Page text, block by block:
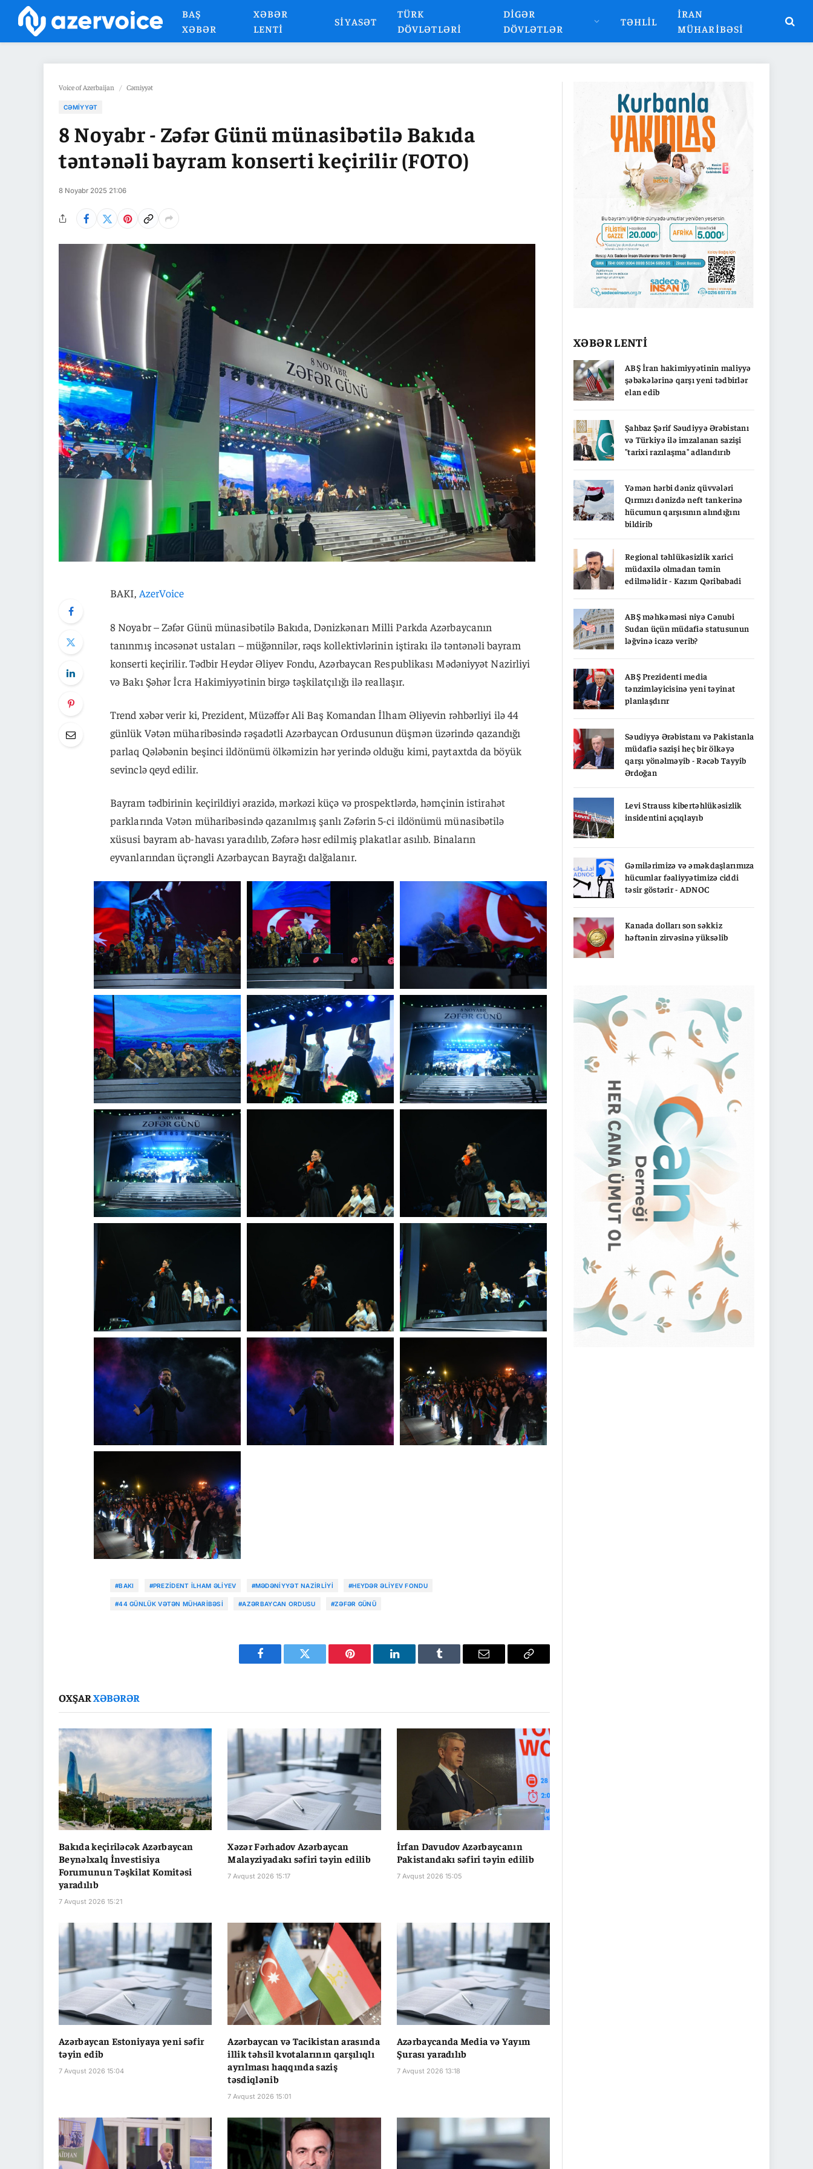
BAŞ
XƏBƏR
XƏBƏR
LENTI
SIYASƏT
TÜRK
DÖVLƏTLƏRI
DIGƏR
DÖVLƏTLƏR
TƏHLIL
İRAN
MÜHARIBƏSI
Voice of Azerbaijan / Cəmiyyət
CƏMIYYƏT
8 Noyabr - Zəfər Günü münasibətilə Bakıda
təntənəli bayram konserti keçirilir (FOTO)
8 Noyabr 2025 21:06
BAKI, AzerVoice
8 Noyabr – Zəfər Günü münasibətilə Bakıda, Dənizkənarı Milli Parkda Azərbaycanın
tanınmış incəsənət ustaları – müğənnilər, rəqs kollektivlərinin iştirakı ilə təntənəli bayram
konserti keçirilir. Tədbir Heydər Əliyev Fondu, Azərbaycan Respublikası Mədəniyyət Nazirliyi
və Bakı Şəhər İcra Hakimiyyətinin birgə təşkilatçılığı ilə reallaşır.
Trend xəbər verir ki, Prezident, Müzəffər Ali Baş Komandan İlham Əliyevin rəhbərliyi ilə 44
günlük Vətən müharibəsində rəşadətli Azərbaycan Ordusunun düşmən üzərində qazandığı
parlaq Qələbənin beşinci ildönümü ölkəmizin hər yerində olduğu kimi, paytaxtda da böyük
sevinclə qeyd edilir.
Bayram tədbirinin keçirildiyi ərazidə, mərkəzi küçə və prospektlərdə, həmçinin istirahət
parklarında Vətən müharibəsində qazanılmış şanlı Zəfərin 5-ci ildönümü münasibətilə
xüsusi bayram ab-havası yaradılıb, Zəfərə həsr edilmiş plakatlar asılıb. Binaların
eyvanlarından üçrəngli Azərbaycan Bayrağı dalğalanır.
#BAKI #PREZIDENT İLHAM ƏLIYEV #MƏDƏNIYYƏT NAZIRLIYI #HEYDƏR ƏLIYEV FONDU
#44 GÜNLÜK VƏTƏN MÜHARIBƏSI #AZƏRBAYCAN ORDUSU #ZƏFƏR GÜNÜ
Facebook Twitter Pinterest LinkedIn Tumblr Email
Copy
OXŞARXƏBƏRƏR
Bakıda keçiriləcək Azərbaycan
Beynəlxalq İnvestisiya
Forumunun Təşkilat Komitəsi
yaradılıb
7 Avqust 2026 15:21
Xəzər Fərhadov Azərbaycan
Malayziyadakı səfiri təyin edilib
7 Avqust 2026 15:17
İrfan Davudov Azərbaycanın
Pakistandakı səfiri təyin edilib
7 Avqust 2026 15:05
Azərbaycan Estoniyaya yeni səfir
təyin edib
7 Avqust 2026 15:04
Azərbaycan və Tacikistan arasında
illik təhsil kvotalarının qarşılıqlı
ayrılması haqqında saziş
təsdiqlənib
7 Avqust 2026 15:01
Azərbaycanda Media və Yayım
Şurası yaradılıb
7 Avqust 2026 13:18
XƏBƏR LENTİ
ABŞ İran hakimiyyətinin maliyyə
şəbəkələrinə qarşı yeni tədbirlər
elan edib
Şahbaz Şərif Səudiyyə Ərəbistanı
və Türkiyə ilə imzalanan sazişi
"tarixi razılaşma" adlandırıb
Yəmən hərbi dəniz qüvvələri
Qırmızı dənizdə neft tankerinə
hücumun qarşısının alındığını
bildirib
Regional təhlükəsizlik xarici
müdaxilə olmadan təmin
edilməlidir - Kazım Qəribabadi
ABŞ məhkəməsi niyə Cənubi
Sudan üçün müdafiə statusunun
ləğvinə icazə verib?
ABŞ Prezidenti media
tənzimləyicisinə yeni təyinat
planlaşdırır
Səudiyyə Ərəbistanı və Pakistanla
müdafiə sazişi heç bir ölkəyə
qarşı yönəlməyib - Rəcəb Tayyib
Ərdoğan
Levi Strauss kibertəhlükəsizlik
insidentini açıqlayıb
Gəmilərimizə və əməkdaşlarımıza
hücumlar fəaliyyətimizə ciddi
təsir göstərir - ADNOC
Kanada dolları son səkkiz
həftənin zirvəsinə yüksəlib